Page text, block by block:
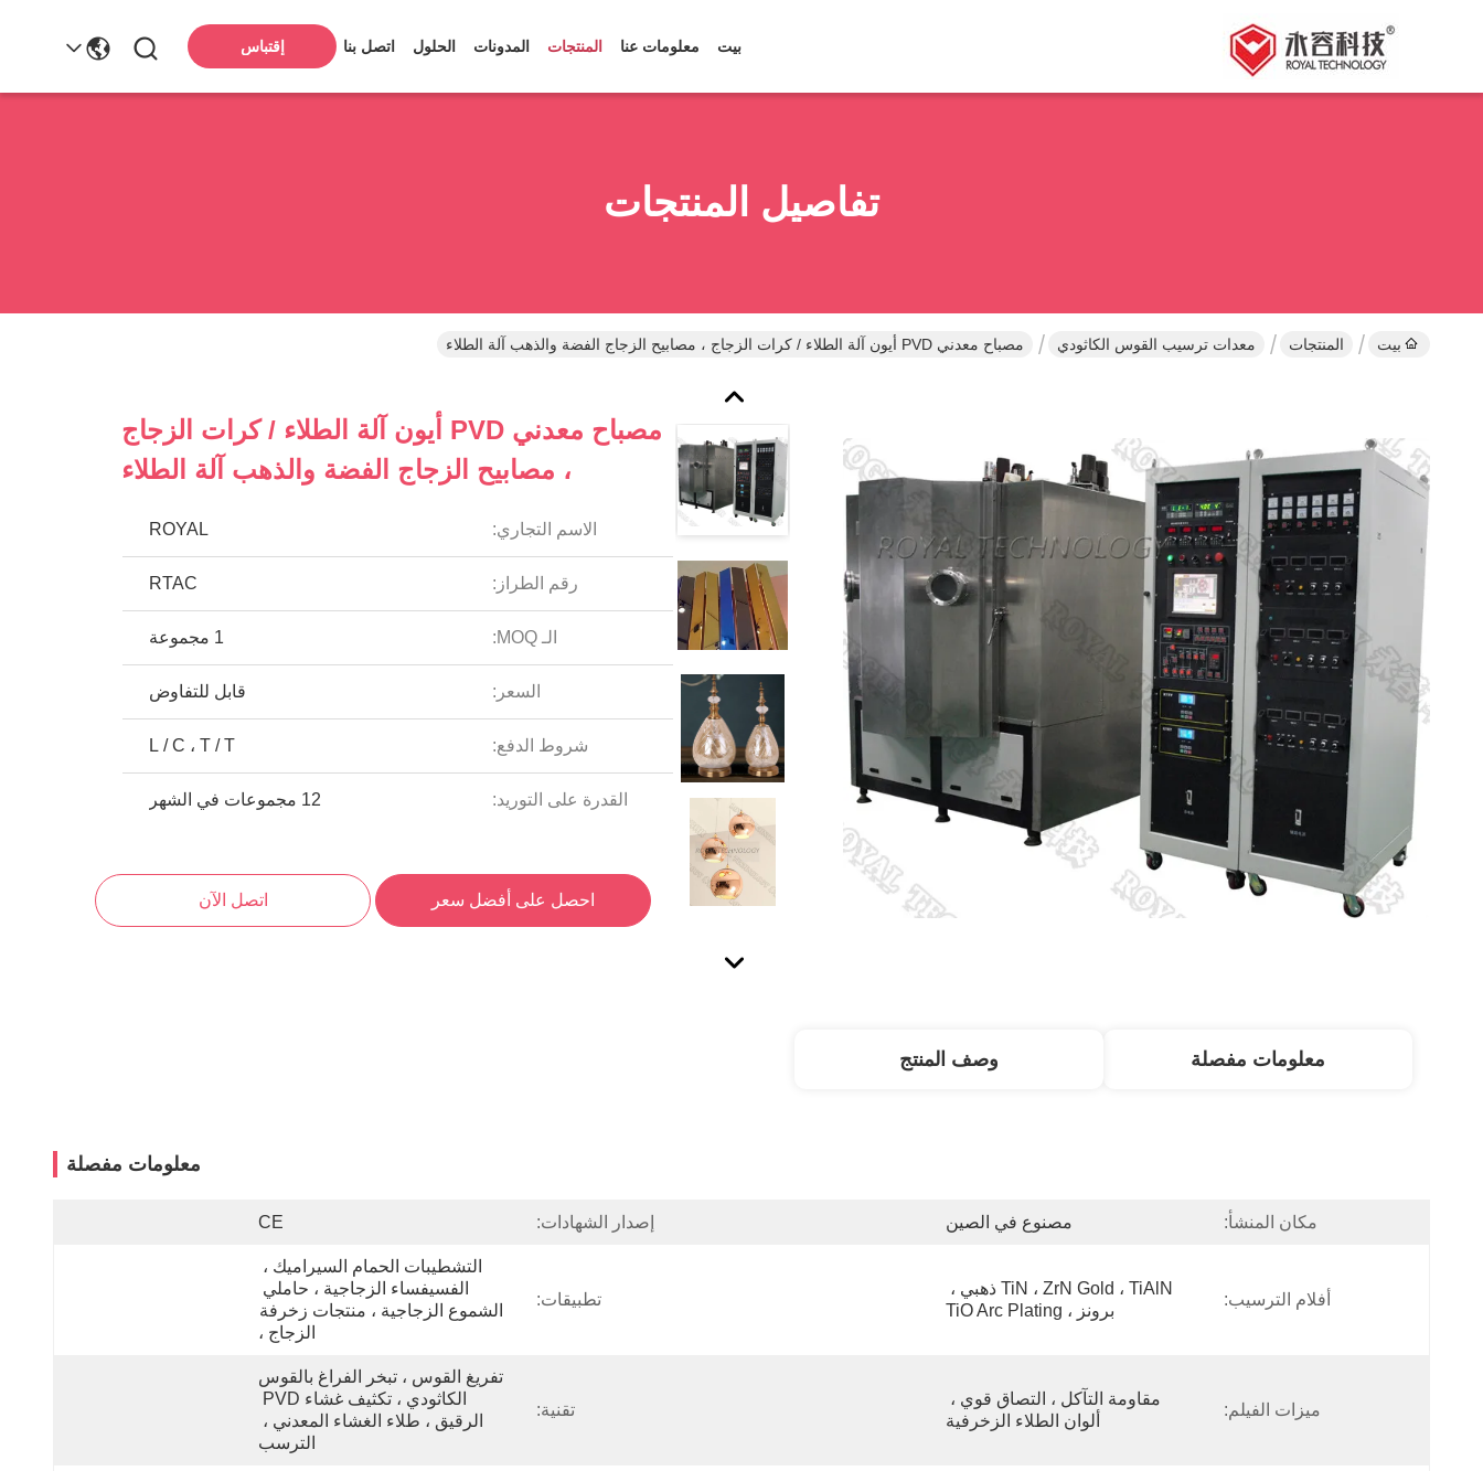
بيت معلومات عنا المنتجات المدونات الحلول اتصل بنا إقتباس
تفاصيل المنتجات
بيت المنتجات معدات ترسيب القوس الكاثودي مصباح معدني PVD أيون آلة الطلاء / كرات الزجاج ، مصابيح الزجاج الفضة والذهب آلة الطلاء
مصباح معدني PVD أيون آلة الطلاء / كرات الزجاج
، مصابيح الزجاج الفضة والذهب آلة الطلاء
الاسم التجاري: ROYAL
رقم الطراز: RTAC
الـ MOQ: 1 مجموعة
السعر: قابل للتفاوض
شروط الدفع: L / C ، T / T
القدرة على التوريد: 12 مجموعات في الشهر
احصل على أفضل سعر اتصل الآن
معلومات مفصلة وصف المنتج
معلومات مفصلة
مكان المنشأ: مصنوع في الصين إصدار الشهادات: CE
أفلام الترسيب:
برونز ، TiO Arc Plating
تطبيقات:
الزجاج ،
ميزات الفيلم:
ألوان الطلاء الزخرفية
تقنية:
الترسب